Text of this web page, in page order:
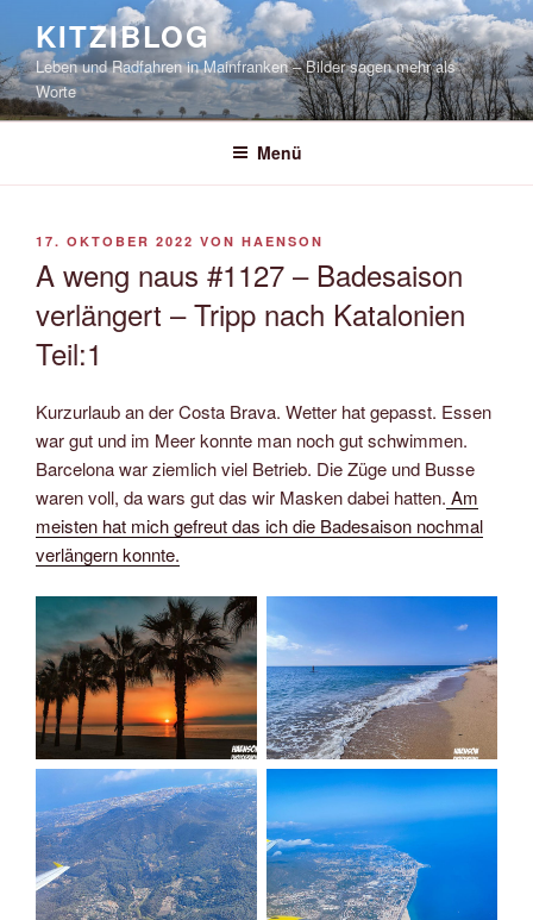
springen
KITZIBLOG
Leben und Radfahren in Mainfranken – Bilder sagen mehr als
Worte
Menü
VERÖFFENTLICHT
17. OKTOBER 2022 VON HAENSON
A weng naus #1127 – Badesaison
verlängert – Tripp nach Katalonien
Teil:1
Kurzurlaub an der Costa Brava. Wetter hat gepasst. Essen
war gut und im Meer konnte man noch gut schwimmen.
Barcelona war ziemlich viel Betrieb. Die Züge und Busse
waren voll, da wars gut das wir Masken dabei hatten. Am
meisten hat mich gefreut das ich die Badesaison nochmal
verlängern konnte.